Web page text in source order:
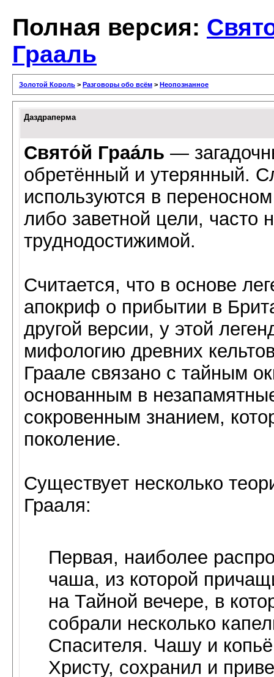
Полная версия:
Грааль
Золотой Король > Разговоры обо всём > Неопознанное
Даздраперма
Свято́й Граа́ль —
обретённый и утерянный.
используются в
либо заветной цели, часто
труднодостижимой.
Считается, что в основе
апокриф о прибытии в
другой версии, у этой
мифологию древних
Граале связано с тайным
основанным в
сокровенным знанием,
поколение.
Существует несколько
Грааля:
Первая, наиболее
чаша, из которой
на Тайной вечере, в
собрали несколько
Спасителя. Чашу и
Христу, сохранил и